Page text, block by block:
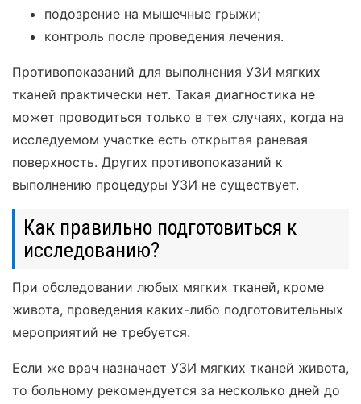
подозрение на мышечные грыжи;
контроль после проведения лечения.
Противопоказаний для выполнения УЗИ мягких
тканей практически нет. Такая диагностика не
может проводиться только в тех случаях, когда на
исследуемом участке есть открытая раневая
поверхность. Других противопоказаний к
выполнению процедуры УЗИ не существует.
Как правильно подготовиться к
исследованию?
При обследовании любых мягких тканей, кроме
живота, проведения каких-либо подготовительных
мероприятий не требуется.
Если же врач назначает УЗИ мягких тканей живота,
то больному рекомендуется за несколько дней до